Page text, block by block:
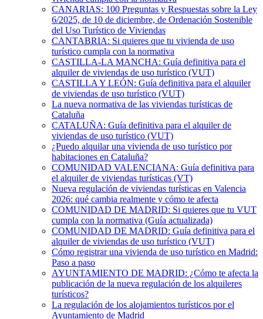
CANARIAS: 100 Preguntas y Respuestas sobre la Ley
6/2025, de 10 de diciembre, de Ordenación Sostenible
del Uso Turístico de Viviendas
CANTABRIA: Si quieres que tu vivienda de uso
turístico cumpla con la normativa
CASTILLA-LA MANCHA: Guía definitiva para el
alquiler de viviendas de uso turístico (VUT)
CASTILLA Y LEÓN: Guía definitiva para el alquiler
de viviendas de uso turístico (VUT)
La nueva normativa de las viviendas turísticas de
Cataluña
CATALUÑA: Guía definitiva para el alquiler de
viviendas de uso turístico (VUT)
¿Puedo alquilar una vivienda de uso turístico por
habitaciones en Cataluña?
COMUNIDAD VALENCIANA: Guía definitiva para
el alquiler de viviendas turísticas (VT)
Nueva regulación de viviendas turísticas en Valencia
2026: qué cambia realmente y cómo te afecta
COMUNIDAD DE MADRID: Si quieres que tu VUT
cumpla con la normativa (Guía actualizada)
COMUNIDAD DE MADRID: Guía definitiva para el
alquiler de viviendas de uso turístico (VUT)
Cómo registrar una vivienda de uso turístico en Madrid:
Paso a paso
AYUNTAMIENTO DE MADRID: ¿Cómo te afecta la
publicación de la nueva regulación de los alquileres
turísticos?
La regulación de los alojamientos turísticos por el
Ayuntamiento de Madrid